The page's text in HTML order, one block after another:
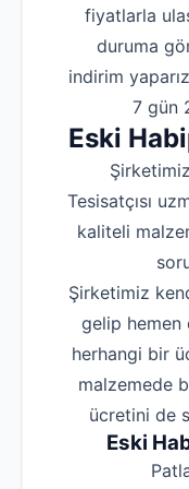
fiyatlarla
duruma
indirim
7 gün
Eski
Tesisatçısı
kaliteli
Şirketimiz
gelip hemen
herhangi bir
malzemede
ücretini de
Eski